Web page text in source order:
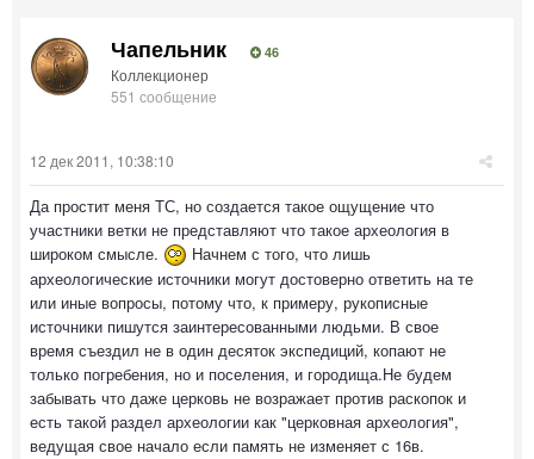
Чапельник 46
Коллекционер
551 сообщение
12 дек 2011, 10:38:10
Да простит меня ТС, но создается такое ощущение что
участники ветки не представляют что такое археология в
широком смысле.
Начнем с того, что лишь
археологические источники могут достоверно ответить на те
или иные вопросы, потому что, к примеру, рукописные
источники пишутся заинтересованными людьми. В свое
время съездил не в один десяток экспедиций, копают не
только погребения, но и поселения, и городища.Не будем
забывать что даже церковь не возражает против раскопок и
есть такой раздел археологии как "церковная археология",
ведущая свое начало если память не изменяет с 16в.